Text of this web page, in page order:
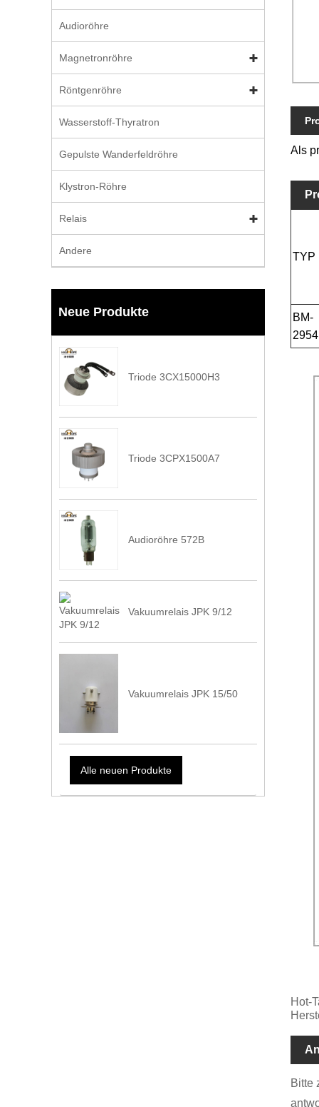
Audioröhre
Magnetronröhre
Röntgenröhre
Wasserstoff-Thyratron
Gepulste Wanderfeldröhre
Klystron-Röhre
Relais
Andere
Neue Produkte
Triode 3CX15000H3
Triode 3CPX1500A7
Audioröhre 572B
Vakuumrelais JPK 9/12
Vakuumrelais JPK 15/50
Alle neuen Produkte
Als
TYP
BM-
2954
Hot-
Bitte